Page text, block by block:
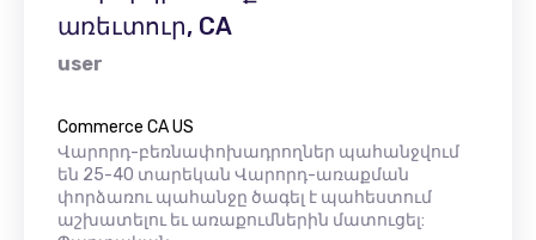
առեւտուր, CA
user
Commerce CA US
Վարորդ-բեռնափոխադրողներ պահանջվում
են 25-40 տարեկան Վարորդ-առաքման
փորձառու պահանջը ծագել է պահեստում
աշխատելու եւ առաքումներին մատուցել: